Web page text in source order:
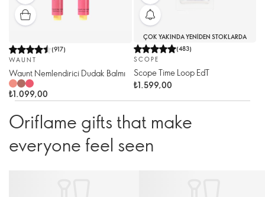
(917)
WAUNT
Waunt Nemlendirici Dudak Balmı
₺1.099,00
ÇOK YAKINDA YENIDEN STOKLARDA
(483)
SCOPE
Scope Time Loop EdT
₺1.599,00
Oriflame gifts that make
everyone feel seen